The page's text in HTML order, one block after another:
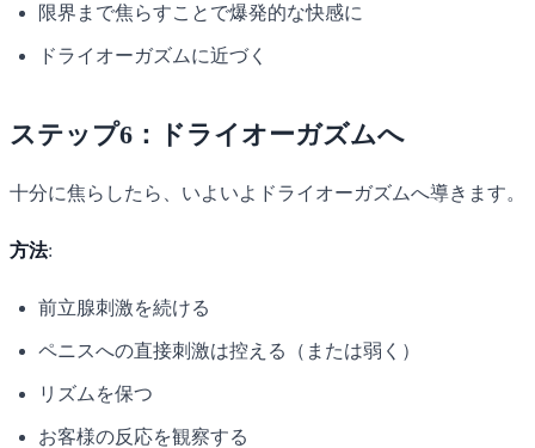
限界まで焦らすことで爆発的な快感に
ドライオーガズムに近づく
ステップ6：ドライオーガズムへ
十分に焦らしたら、いよいよドライオーガズムへ導きます。
方法:
前立腺刺激を続ける
ペニスへの直接刺激は控える（または弱く）
リズムを保つ
お客様の反応を観察する